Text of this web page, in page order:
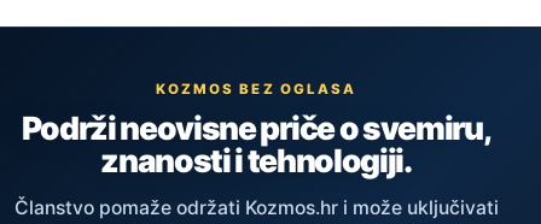
KOZMOS BEZ OGLASA
Podrži neovisne priče o svemiru,
znanosti i tehnologiji.
Članstvo pomaže održati Kozmos.hr i može uključivati